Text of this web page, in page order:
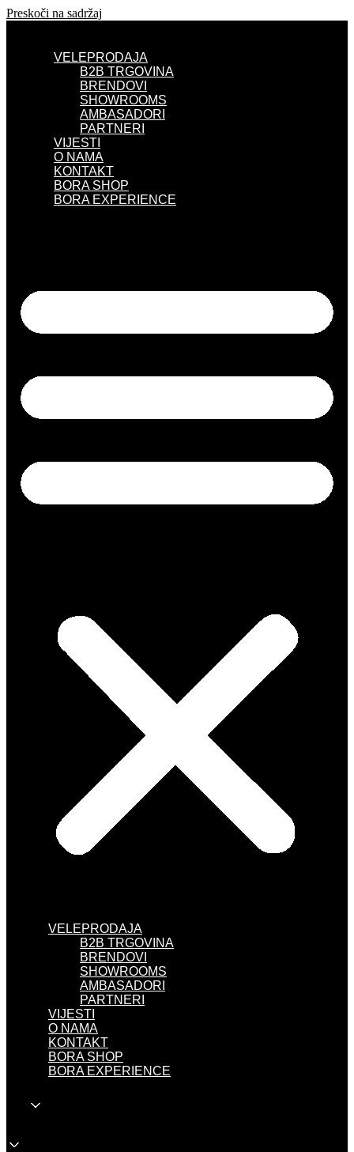
Preskoči na sadržaj
VELEPRODAJA
B2B TRGOVINA
BRENDOVI
SHOWROOMS
AMBASADORI
PARTNERI
VIJESTI
O NAMA
KONTAKT
BORA SHOP
BORA EXPERIENCE
VELEPRODAJA
B2B TRGOVINA
BRENDOVI
SHOWROOMS
AMBASADORI
PARTNERI
VIJESTI
O NAMA
KONTAKT
BORA SHOP
BORA EXPERIENCE